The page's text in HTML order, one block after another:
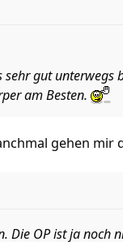
gut unterwegs
am Besten.
gehen mir
Die OP ist ja